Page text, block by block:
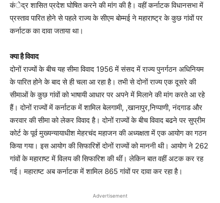
कंेद्र शासित प्रदेश घोषित करने की मांग की है। वहीं कर्नाटक विधानसभा में
प्रस्ताव पारित होने से पहले राज्य के सीएम बोम्मई ने महाराष्ट्र के कुछ गांवों पर
कर्नाटक का दावा जताया था।
क्या है विवाद
दोनों राज्यों के बीच यह सीमा विवाद 1956 में संसद में राज्य पुनर्गठन अधिनियम
के पारित होने के बाद से ही चला आ रहा है। तभी से दोनों राज्य एक दूसरे की
सीमाओं के कुछ गांवों को भाषायी आधार पर अपने में मिलाने की मांग करते आ रहे
हैं। दोनों राज्यों में कर्नाटक में शामिल बेलगामी, ,खानापुर,निप्पाणी, नंदगाड और
करवार की सीमा को लेकर विवाद है। दोनों राज्यों के बीच विवाद बढने पर सुप्रीम
कोर्ट के पूर्व मुख्यन्यायाधीश मेहरचंद महाजन की अध्यक्षता में एक आयोग का गठन
किया गया। इस आयोग की सिफारिशें दोनों राज्यों को माननी थी। आयोग ने 262
गांवों के महाराष्ट में विलय की सिफारिश की थीं। लेकिन बात वहीं अटक कर रह
गई। महाराष्ट अब कर्नाटक में शामिल 865 गांवों पर दावा कर रहा है।
Advertisement